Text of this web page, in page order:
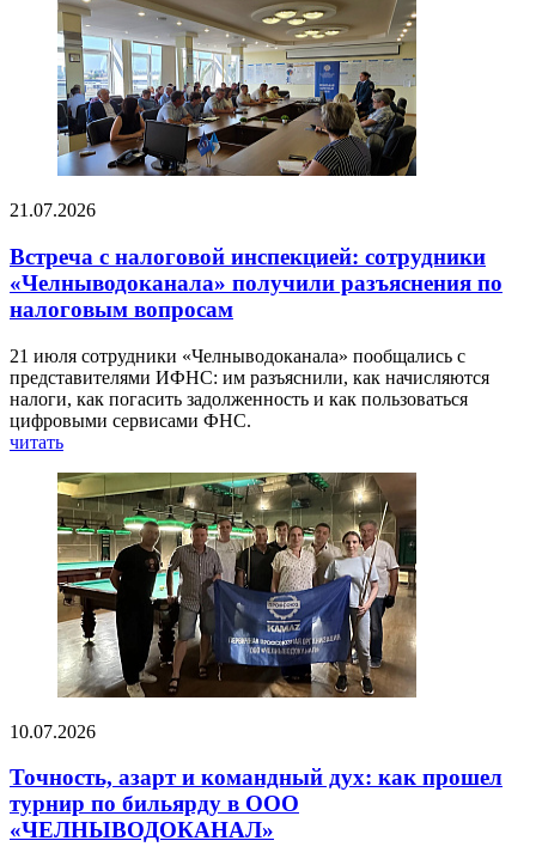
21.07.2026
Встреча с налоговой инспекцией: сотрудники
«Челныводоканала» получили разъяснения по
налоговым вопросам
21 июля сотрудники «Челныводоканала» пообщались с
представителями ИФНС: им разъяснили, как начисляются
налоги, как погасить задолженность и как пользоваться
цифровыми сервисами ФНС.
читать
10.07.2026
Точность, азарт и командный дух: как прошел
турнир по бильярду в ООО
«ЧЕЛНЫВОДОКАНАЛ»